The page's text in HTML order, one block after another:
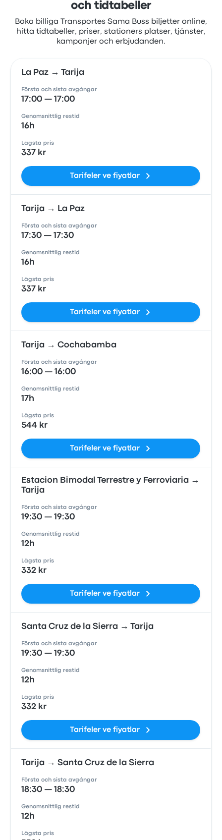
och tidtabeller
Boka billiga Transportes Sama Buss biljetter online,
hitta tidtabeller, priser, stationers platser, tjänster,
kampanjer och erbjudanden.
La Paz → Tarija
Första och sista avgångar
17:00 — 17:00
Genomsnittlig restid
16h
Lägsta pris
337 kr
Tarifeler ve fiyatlar
Tarija → La Paz
Första och sista avgångar
17:30 — 17:30
Genomsnittlig restid
16h
Lägsta pris
337 kr
Tarifeler ve fiyatlar
Tarija → Cochabamba
Första och sista avgångar
16:00 — 16:00
Genomsnittlig restid
17h
Lägsta pris
544 kr
Tarifeler ve fiyatlar
Estacion Bimodal Terrestre y Ferroviaria →
Tarija
Första och sista avgångar
19:30 — 19:30
Genomsnittlig restid
12h
Lägsta pris
332 kr
Tarifeler ve fiyatlar
Santa Cruz de la Sierra → Tarija
Första och sista avgångar
19:30 — 19:30
Genomsnittlig restid
12h
Lägsta pris
332 kr
Tarifeler ve fiyatlar
Tarija → Santa Cruz de la Sierra
Första och sista avgångar
18:30 — 18:30
Genomsnittlig restid
12h
Lägsta pris